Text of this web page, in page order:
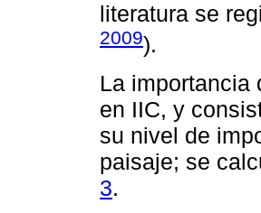
literatura se
2009).
La importancia
en IIC, y
su nivel de
paisaje; se
3.